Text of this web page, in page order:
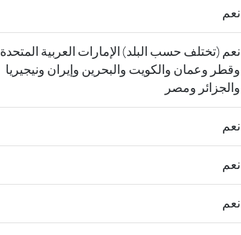
نعم
نعم (تختلف حسب البلد) الإمارات العربية المتحدة
وقطر وعمان والكويت والبحرين وإيران ونيجيريا
والجزائر ومصر
نعم
نعم
نعم